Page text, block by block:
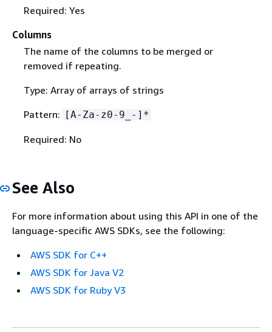
Required: Yes
Columns
The name of the columns to be merged or
removed if repeating.
Type: Array of arrays of strings
Pattern: [A-Za-z0-9_-]*
Required: No
See Also
For more information about using this API in one of the
language-specific AWS SDKs, see the following:
AWS SDK for C++
AWS SDK for Java V2
AWS SDK for Ruby V3